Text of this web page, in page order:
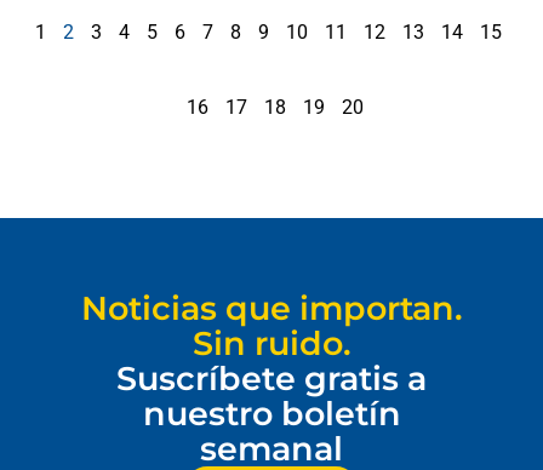
1 2 3 4 5 6 7 8 9 10 11 12 13 14 15
16 17 18 19 20
Noticias que importan.
Sin ruido.
Suscríbete gratis a
nuestro boletín
semanal